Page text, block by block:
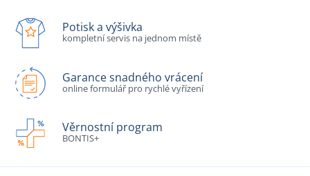
Potisk a výšivka
kompletní servis na jednom místě
Garance snadného vrácení
online formulář pro rychlé vyřízení
Věrnostní program
BONTIS+